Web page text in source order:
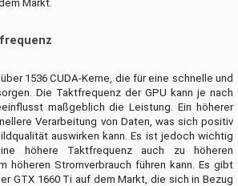
Markt.
1536 CUDA-Kerne, die für eine schnelle und
Die Taktfrequenz der GPU kann je nach
maßgeblich die Leistung. Ein höherer
Verarbeitung von Daten, was sich positiv
auswirken kann. Es ist jedoch wichtig
höhere Taktfrequenz auch zu höheren
höheren Stromverbrauch führen kann. Es gibt
GTX 1660 Ti auf dem Markt, die sich in Bezug